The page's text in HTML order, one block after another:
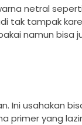
netral
tak tampak
namun
Ini usahakan
yang